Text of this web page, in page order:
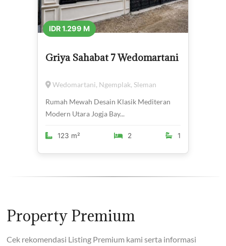
IDR 1.299 M
Griya Sahabat 7 Wedomartani
Wedomartani, Ngemplak, Sleman
Rumah Mewah Desain Klasik Mediteran
Modern Utara Jogja Bay...
123 m² 2 1
Property Premium
Cek rekomendasi Listing Premium kami serta informasi